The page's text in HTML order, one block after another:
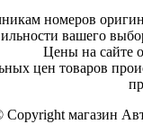
номеров
вашего
Цены на сайте
цен товаров
Copyright магазин